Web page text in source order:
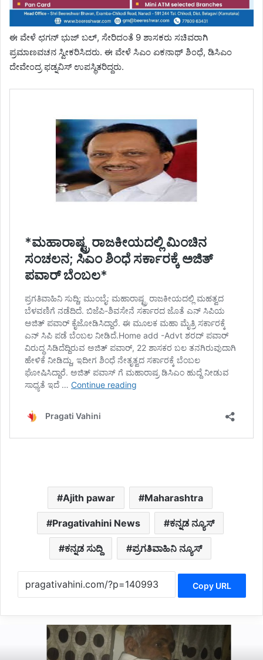
ಈ ವೇಳೆ ಛಗನ್ ಭುಜ್ ಬಲ್, ಸೇರಿದಂತೆ 9 ಶಾಸಕರು ಸಚಿವರಾಗಿ
ಪ್ರಮಾಣವಚನ ಸ್ವೀಕರಿಸಿದರು. ಈ ವೇಳೆ ಸಿಎಂ ಏಕನಾಥ್ ಶಿಂಧೆ, ಡಿಸಿಎಂ
ದೇವೇಂದ್ರ ಫಡ್ನವಿಸ್ ಉಪಸ್ಥಿತರಿದ್ದರು.
Ajith pawar Maharashtra
Pragativahini News ಕನ್ನಡ ನ್ಯೂಸ್
ಕನ್ನಡ ಸುದ್ದಿ ಪ್ರಗತಿವಾಹಿನಿ ನ್ಯೂಸ್
Copy URL